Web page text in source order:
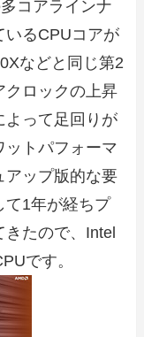
コアラインナ
いるCPUコアが
などと同じ第2
クロックの上昇
よって足回りが
ットパフォーマ
アップ版的な要
て1年が経ちプ
たので、Intel
です。